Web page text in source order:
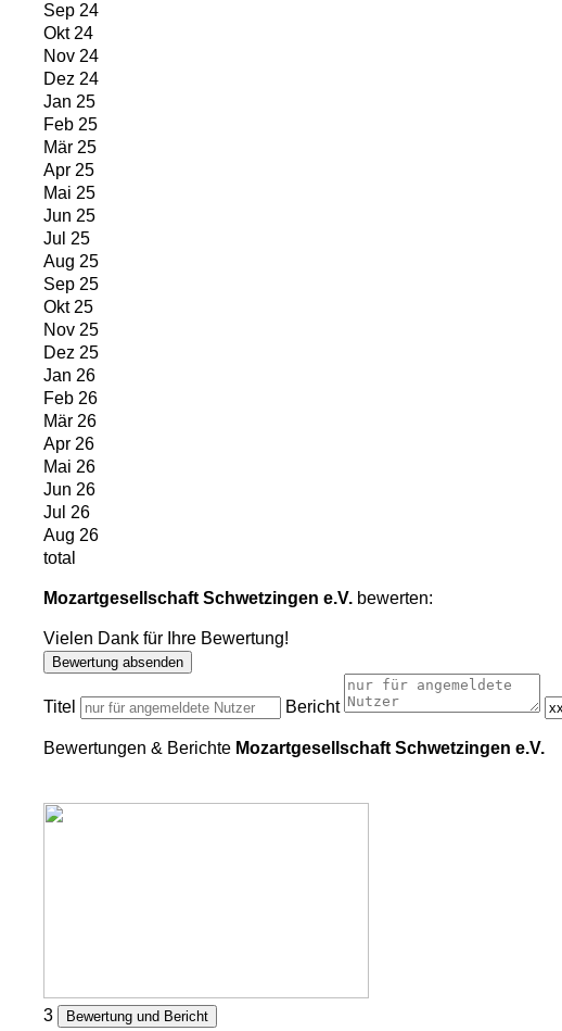
Sep 24
Okt 24
Nov 24
Dez 24
Jan 25
Feb 25
Mär 25
Apr 25
Mai 25
Jun 25
Jul 25
Aug 25
Sep 25
Okt 25
Nov 25
Dez 25
Jan 26
Feb 26
Mär 26
Apr 26
Mai 26
Jun 26
Jul 26
Aug 26
total
Mozartgesellschaft Schwetzingen e.V. bewerten:
Vielen Dank für Ihre Bewertung!
Bewertung absenden
Titel Bericht
Bewertungen & Berichte Mozartgesellschaft Schwetzingen e.V.
3 Bewertung und Bericht